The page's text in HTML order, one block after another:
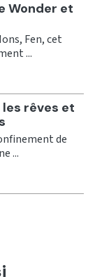
Wonder et
Fen, cet
...
rêves et
de
...